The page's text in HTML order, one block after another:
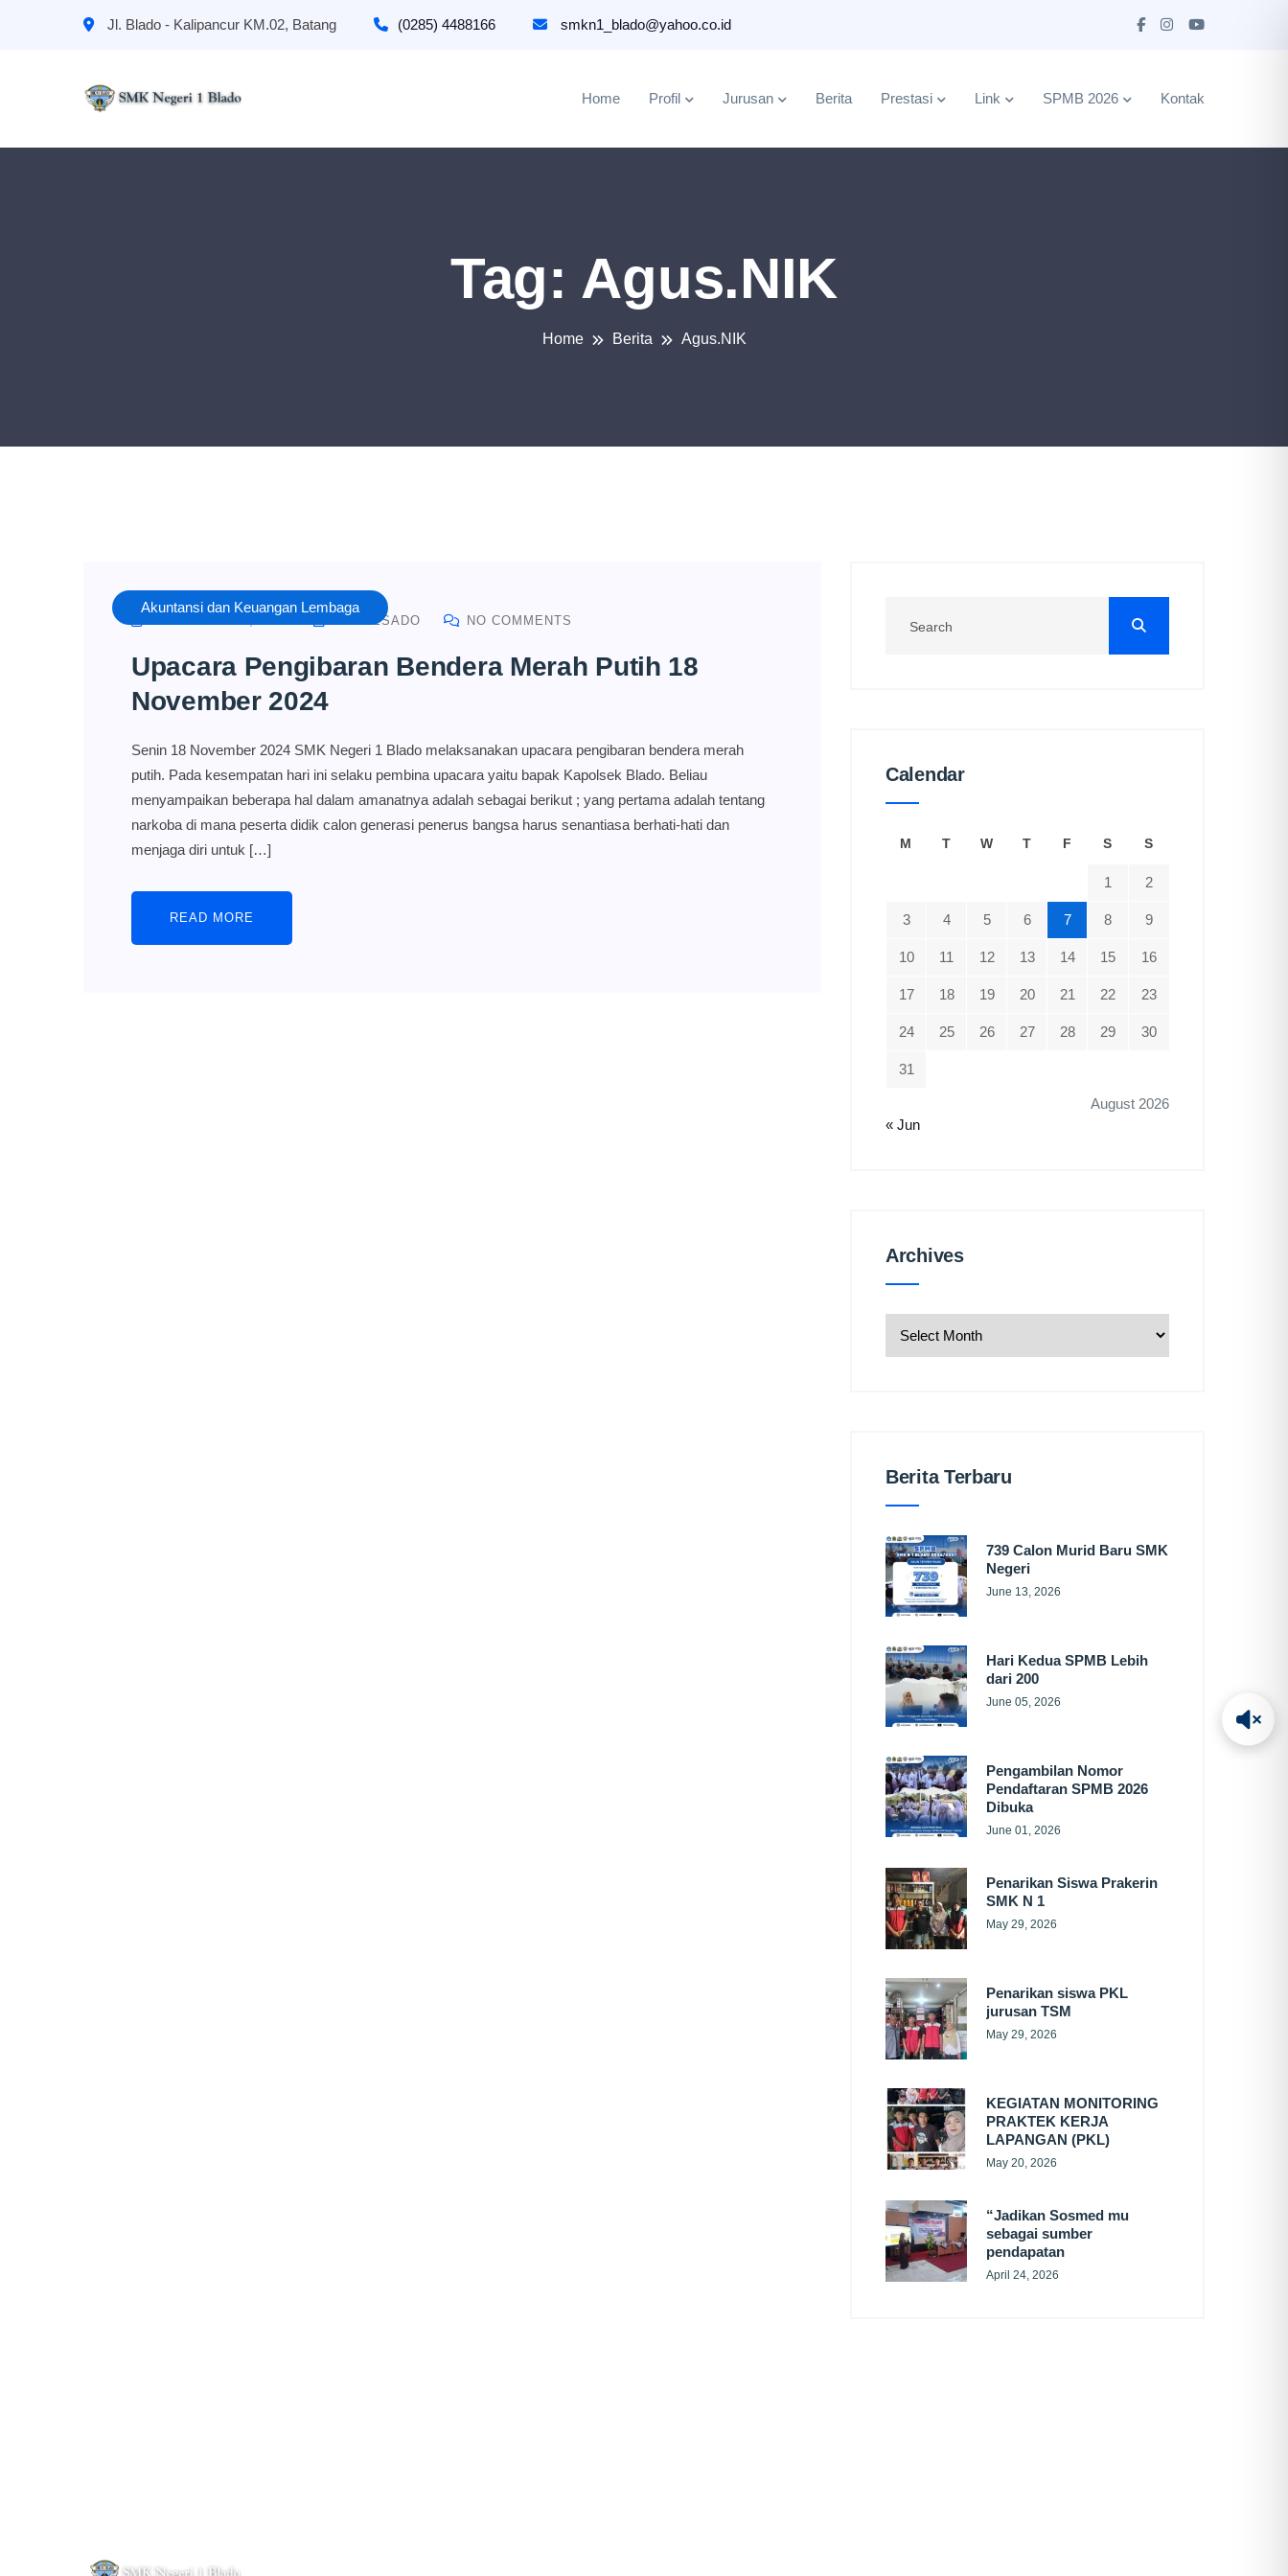
Jl. Blado - Kalipancur KM.02, Batang (0285) 4488166 smkn1_blado@yahoo.co.id
Home Profil Jurusan Berita Prestasi Link SPMB 2026 Kontak
Tag: Agus.NIK
Home Berita Agus.NIK
Akuntansi dan Keuangan Lembaga
AKL NESADO NO COMMENTS
Upacara Pengibaran Bendera Merah Putih 18
November 2024
Senin 18 November 2024 SMK Negeri 1 Blado melaksanakan upacara pengibaran bendera merah
putih. Pada kesempatan hari ini selaku pembina upacara yaitu bapak Kapolsek Blado. Beliau
menyampaikan beberapa hal dalam amanatnya adalah sebagai berikut ; yang pertama adalah tentang
narkoba di mana peserta didik calon generasi penerus bangsa harus senantiasa berhati-hati dan
menjaga diri untuk […]
READ MORE
Calendar
August 2026
M T W T F S S
1 2
3 4 5 6 7 8 9
10 11 12 13 14 15 16
17 18 19 20 21 22 23
24 25 26 27 28 29 30
31
« Jun
ArchivesArchives
Berita Terbaru
739 Calon Murid Baru SMK
Negeri
June 13, 2026
Hari Kedua SPMB Lebih
dari 200
June 05, 2026
Pengambilan Nomor
Pendaftaran SPMB 2026
Dibuka
June 01, 2026
Penarikan Siswa Prakerin
SMK N 1
May 29, 2026
Penarikan siswa PKL
jurusan TSM
May 29, 2026
KEGIATAN MONITORING
PRAKTEK KERJA
LAPANGAN (PKL)
May 20, 2026
“Jadikan Sosmed mu
sebagai sumber
pendapatan
April 24, 2026